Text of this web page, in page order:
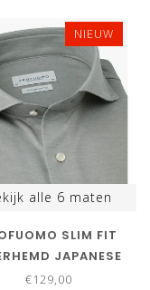
NIEUW
alle 6 maten
SLIM FIT
JAPANESE
GRIJS GREY
€129,00